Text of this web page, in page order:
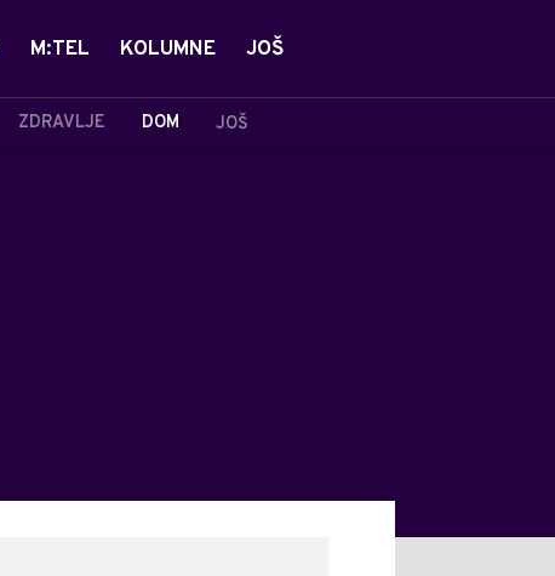
ZDRAVLJE DOM JOŠ
M:TEL KOLUMNE JOŠ